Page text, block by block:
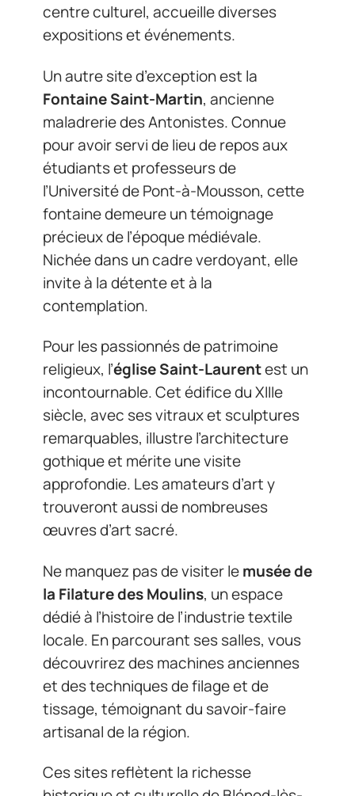
centre culturel, accueille diverses
expositions et événements.
Un autre site d’exception est la
Fontaine Saint-Martin, ancienne
maladrerie des Antonistes. Connue
pour avoir servi de lieu de repos aux
étudiants et professeurs de
l’Université de Pont-à-Mousson, cette
fontaine demeure un témoignage
précieux de l’époque médiévale.
Nichée dans un cadre verdoyant, elle
invite à la détente et à la
contemplation.
Pour les passionnés de patrimoine
religieux, l’église Saint-Laurentest un
incontournable. Cet édifice du XIIIe
siècle, avec ses vitraux et sculptures
remarquables, illustre l’architecture
gothique et mérite une visite
approfondie. Les amateurs d’art y
trouveront aussi de nombreuses
œuvres d’art sacré.
Ne manquez pas de visiter lemusée de
la Filature des Moulins, un espace
dédié à l’histoire de l’industrie textile
locale. En parcourant ses salles, vous
découvrirez des machines anciennes
et des techniques de filage et de
tissage, témoignant du savoir-faire
artisanal de la région.
Ces sites reflètent la richesse